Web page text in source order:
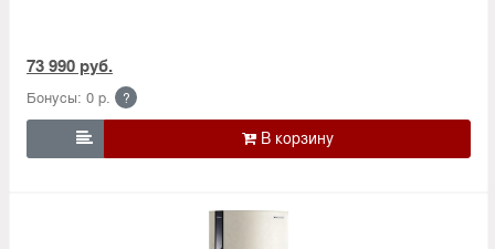
73 990 руб.
Бонусы: 0 р. ?
